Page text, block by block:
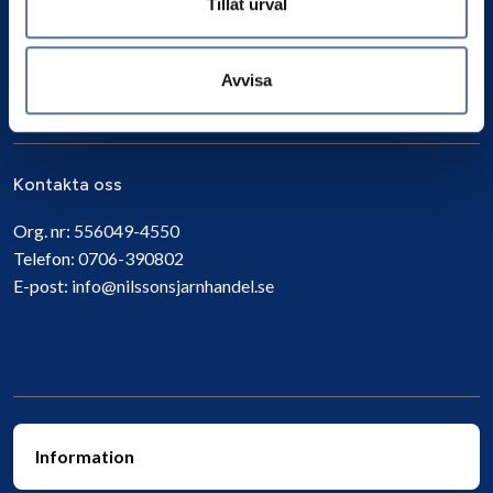
Avvisa
Kontakta oss
Org. nr: 556049-4550
Telefon: 0706-390802
E-post: info@nilssonsjarnhandel.se
Information